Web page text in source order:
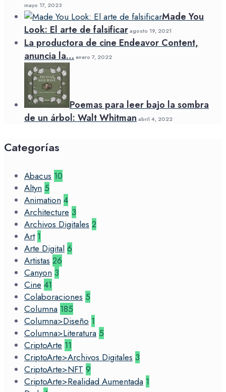
mayo 17, 2023
Made You
Look: El arte de falsificaragosto 19, 2021
La productora de cine Endeavor Content,
anuncia la… enero 7, 2022
Poemas para leer bajo la sombra
de un árbol: Walt Whitman abril 4, 2022
Categorías
Abacus 10
Altyn 5
Animation 4
Architecture 3
Archivos Digitales 2
Art 1
Arte Digital 6
Artistas 26
Canyon 3
Cine 41
Colaboraciones 5
Columna 185
Columna>Diseño 1
Columna>Literatura 5
CriptoArte 11
CriptoArte>Archivos Digitales 3
CriptoArte>NFT 9
CriptoArte>Realidad Aumentada 1